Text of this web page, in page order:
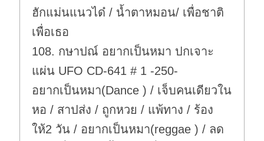
ฮักแม่นแนวได๋ / น้ำตาหมอน/ เพื่อชาติ
เพื่อเธอ
108. กษาปณ์ อยากเป็นหมา ปกเจาะ
แผ่น UFO CD-641 # 1 -250-
อยากเป็นหมา(Dance ) / เจ็บคนเดียวใน
หอ / สาปส่ง / ถูกหวย / แพ้ทาง / ร้อง
ให้2 วัน / อยากเป็นหมา(reggae ) / ลด